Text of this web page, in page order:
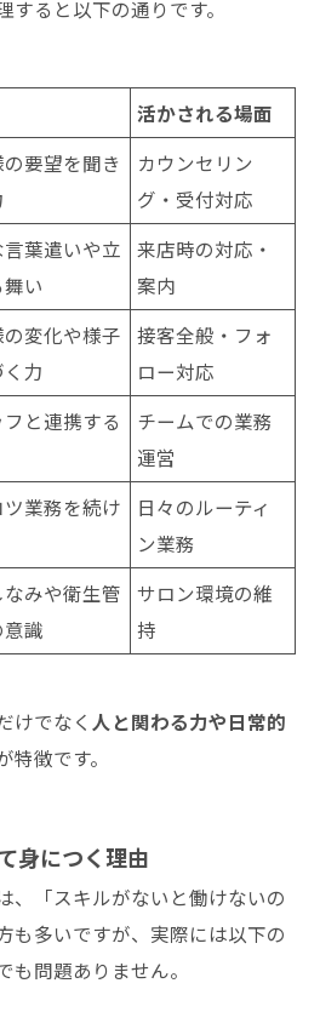
ると以下の通りです。
活かされる場面
要望を聞き
カウンセリン
グ・受付対応
葉遣いや立
い
来店時の対応・
案内
変化や様子
力
接客全般・フォ
ロー対応
と連携する
チームでの業務
運営
ツ業務を続け
日々のルーティ
ン業務
みや衛生管
識
サロン環境の維
持
けでなく 人と関わる力や日常的
徴です。
身につく理由
、「スキルがないと働けないの
も多いですが、実際には以下の
も問題ありません。